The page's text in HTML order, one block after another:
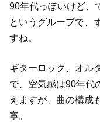
90年代っぽいけど、
というグループで、
すね。
ギターロック、オル
で、空気感は90年代
えますが、曲の構成
寧。